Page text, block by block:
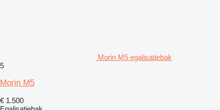
Morin M5 egalisatiebak
5
Morin M5
€ 1.500